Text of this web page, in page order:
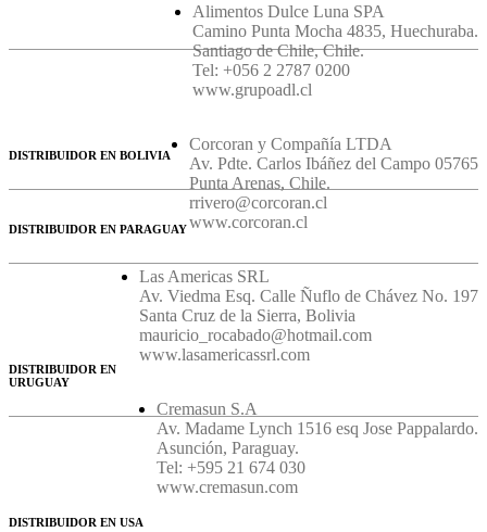
Alimentos Dulce Luna SPA
Camino Punta Mocha 4835, Huechuraba.
Santiago de Chile, Chile.
Tel: +056 2 2787 0200
www.grupoadl.cl
Corcoran y Compañía LTDA
Av. Pdte. Carlos Ibáñez del Campo 05765
Punta Arenas, Chile.
rrivero@corcoran.cl
www.corcoran.cl
DISTRIBUIDOR EN BOLIVIA
Las Americas SRL
Av. Viedma Esq. Calle Ñuflo de Chávez No. 197
Santa Cruz de la Sierra, Bolivia
mauricio_rocabado@hotmail.com
www.lasamericassrl.com
DISTRIBUIDOR EN PARAGUAY
Cremasun S.A
Av. Madame Lynch 1516 esq Jose Pappalardo.
Asunción, Paraguay.
Tel: +595 21 674 030
www.cremasun.com
DISTRIBUIDOR EN
URUGUAY
DISTRIBUIDOR EN USA